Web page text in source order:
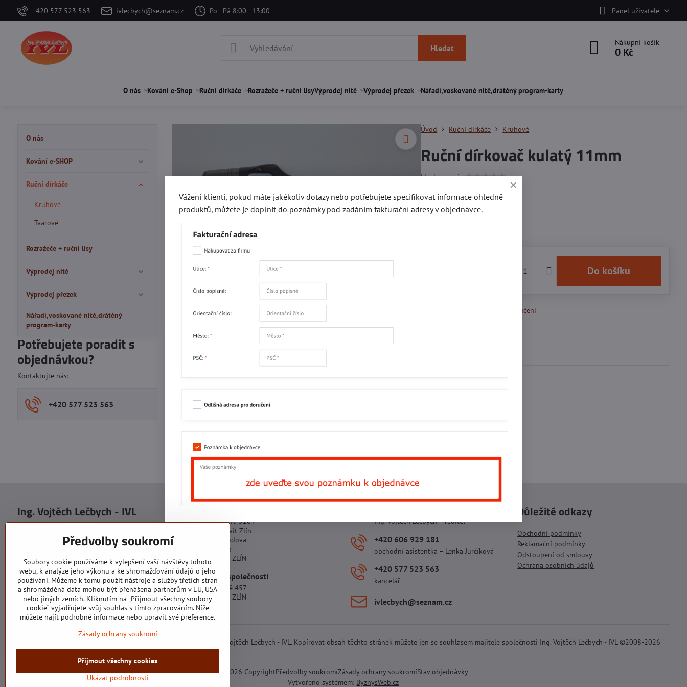
+420 577 523 563 ivlecbych@seznam.cz Po - Pá 8:00 - 13:00 Panel uživatele
Hledat
Nákupní košík
0 Kč
O nás Kování e-Shop Ruční dírkáče Rozražeče + ruční lisyVýprodej nitě Výprodej přezek Nářadí,voskované nitě,drátěný program-karty
Úvod Ruční dírkáče Kruhové
Ruční dírkovač kulatý 11mm
Hodnocení
Vysekává otvor 11 mm.
Do košíku
Doručení
FacebookTwitterBlueskyPinterestRedditLinkedInWhatsApp
E-
O nás
Kování e-SHOP
Ruční dírkáče
Kruhové
Tvarové
Rozražeče + ruční lisy
Výprodej nitě
Výprodej přezek
Nářadí,voskované nitě,drátěný
program-karty
Potřebujete poradit s
objednávkou?
Kontaktujte nás:
+420 577 523 563
Ing. Vojtěch Lečbych - IVL
DIČ: CZ5602130809
IČO: 29007356
DIČ: CZ29007356
Malotova 5264
Areál Svit Zlín
113. budova
1. patro
760 01 ZLÍN
Sídlo společnosti
U Hřiště 457
760 01 ZLÍN
Ing. Vojtěch Lečbych – ředitel
+420 606 929 181
obchodní asistentka – Lenka Jurčíková
+420 577 523 563
kancelář
ivlecbych​@seznam​.cz
Důležité odkazy
Obchodní podmínky
Reklamační podmínky
Odstoupení od smlouvy
Ochrana osobních údajů
Všechny texty, obrázky a fotografie jsou majetkem společnosti Ing. Vojtěch Lečbych - IVL. Kopírovat obsah těchto stránek můžete jen se souhlasem majitele společnosti Ing. Vojtěch Lečbych - IVL ©2008-2026
© 2026 CopyrightPředvolby soukromíZásady ochrany soukromíStav objednávky
Vytvořeno systémem: ByznysWeb.cz
Předvolby soukromí
Soubory cookie používáme k vylepšení vaší návštěvy tohoto
webu, k analýze jeho výkonu a ke shromažďování údajů o jeho
používání. Můžeme k tomu použít nástroje a služby třetích stran
a shromážděná data mohou být přenášena partnerům v EU, USA
nebo jiných zemích. Kliknutím na „Přijmout všechny soubory
cookie“ vyjadřujete svůj souhlas s tímto zpracováním. Níže
můžete najít podrobné informace nebo upravit své preference.
Zásady ochrany soukromí
Ukázat podrobnosti
Přijmout všechny cookies
Vážení klienti, pokud máte jakékoliv dotazy nebo potřebujete specifikovat informace ohledně
produktů, můžete je doplnit do poznámky pod zadáním fakturační adresy v objednávce.